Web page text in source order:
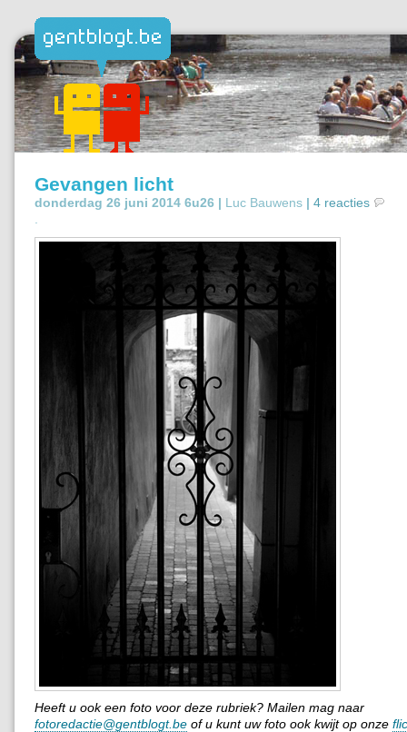
Gevangen licht
donderdag 26 juni 2014 6u26 | Luc Bauwens | 4 reacties
Heeft u ook een foto voor deze rubriek? Mailen mag naar
fotoredactie@gentblogt.be of u kunt uw foto ook kwijt op onze